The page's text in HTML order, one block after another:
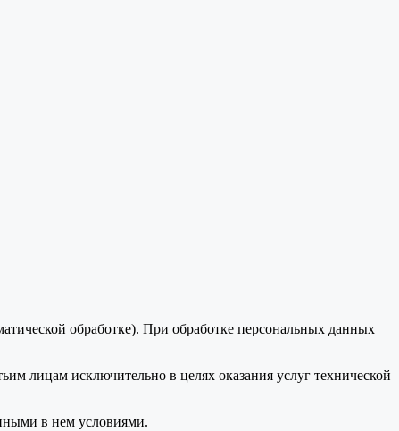
обработке). При обработке персональных данных
лицам исключительно в целях оказания услуг технической
в нем условиями.